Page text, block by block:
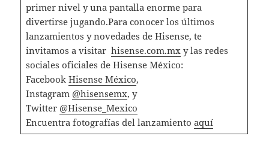
primer nivel y una pantalla enorme para
divertirse jugando.Para conocer los últimos
lanzamientos y novedades de Hisense, te
invitamos a visitar hisense.com.mxy las redes
sociales oficiales de Hisense México:
Facebook Hisense México,
Instagram @hisensemx, y
Twitter @Hisense_Mexico
Encuentra fotografías del lanzamiento aquí